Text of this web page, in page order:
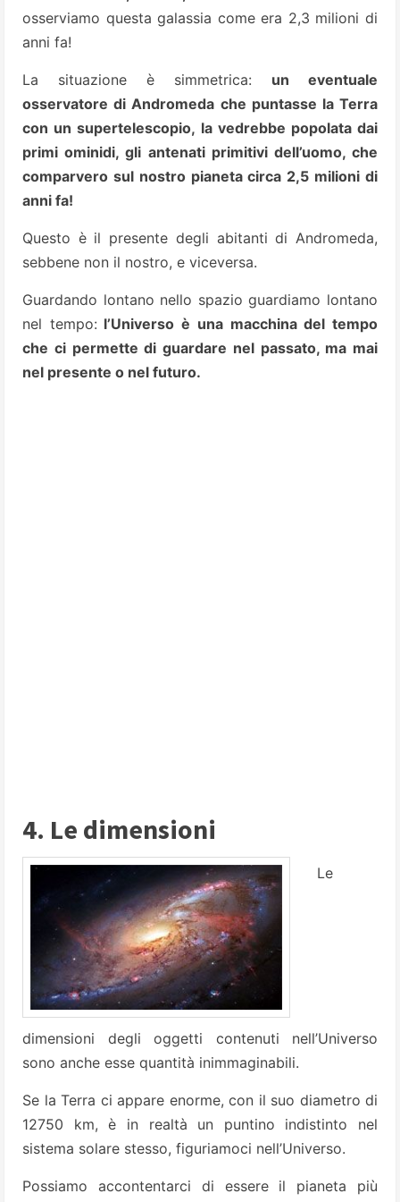
osserviamo questa galassia come era 2,3 milioni di
anni fa!
La situazione è simmetrica: un eventuale
osservatore di Andromeda che puntasse la Terra
con un supertelescopio, la vedrebbe popolata dai
primi ominidi, gli antenati primitivi dell’uomo, che
comparvero sul nostro pianeta circa 2,5 milioni di
anni fa!
Questo è il presente degli abitanti di Andromeda,
sebbene non il nostro, e viceversa.
Guardando lontano nello spazio guardiamo lontano
nel tempo: l’Universo è una macchina del tempo
che ci permette di guardare nel passato, ma mai
nel presente o nel futuro.
4. Le dimensioni
Le
dimensioni degli oggetti contenuti nell’Universo
sono anche esse quantità inimmaginabili.
Se la Terra ci appare enorme, con il suo diametro di
12750 km, è in realtà un puntino indistinto nel
sistema solare stesso, figuriamoci nell’Universo.
Possiamo accontentarci di essere il pianeta più